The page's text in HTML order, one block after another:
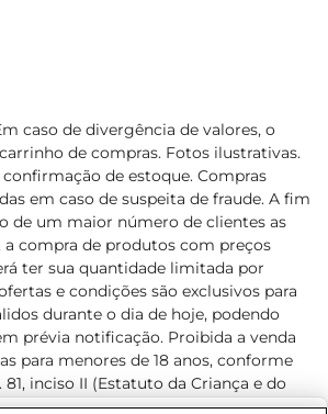
caso de divergência de valores, o
de compras. Fotos ilustrativas.
de estoque. Compras
em caso de suspeita de fraude. A fim
de um maior número de clientes as
a compra de produtos com preços
ter sua quantidade limitada por
e condições são exclusivos para
durante o dia de hoje, podendo
prévia notificação. Proibida a venda
para menores de 18 anos, conforme
81, inciso II (Estatuto da Criança e do
e condições exclusivos para o